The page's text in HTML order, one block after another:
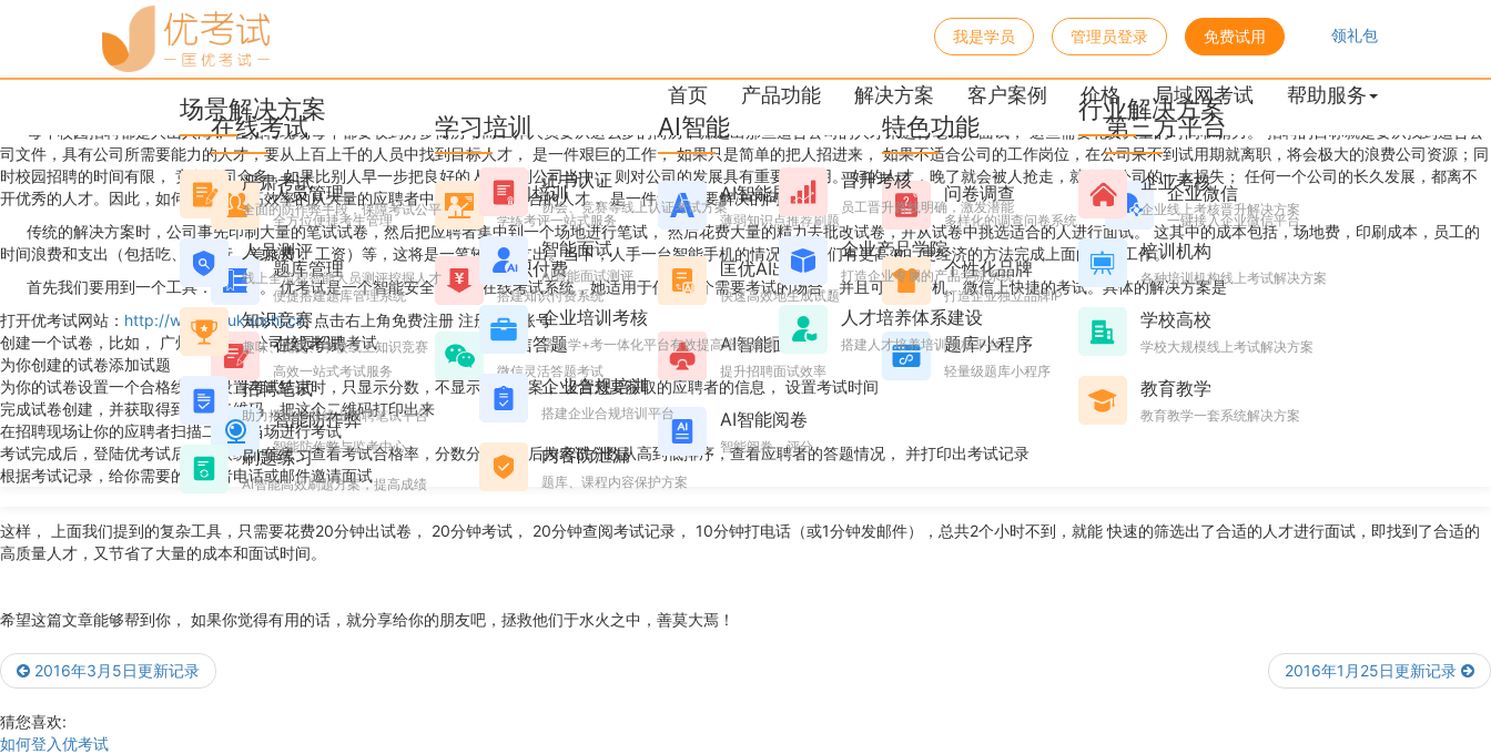
我是学员 管理员登录 免费试用 领礼包
首页
在线考试
人员管理
全方位便捷考生管理
题库管理
便捷搭建题库管理系统
在线考试
高效一站式考试服务
智能防作弊
智能防作弊与监考中心
学习培训
学习培训
学练考评一站式服务
知识付费
搭建知识付费系统
微信答题
微信灵活答题考试
AI智能
AI智能刷题
薄弱知识点推荐刷题
匡优AI出题
快速高效地生成试题
AI智能面试
提升招聘面试效率
AI智能阅卷
智能阅卷、评分
特色功能
问卷调查
多样化的调查问卷系统
个性化品牌
打造企业独立品牌IP
题库小程序
轻量级题库小程序
第三方平台
企业微信
一键接入企业微信平台
产品功能
场景解决方案
严肃考试
全面的防作弊手段，保障考试公平
人员测评
线上全流程智能人员测评挖掘人才
知识竞赛
趣味、党史、学校线上知识竞赛
招聘笔试
助力搭建企业线上招聘笔试平台
刷题练习
AI智能高效刷题方案，提高成绩
证书认证
协会、竞赛等线上认证考试方案
智能面试
AI智能面试测评
企业培训考核
搭建学+考一体化平台有效提高培训效果
企业合规培训
搭建企业合规培训平台
内容防泄漏
题库、课程内容保护方案
晋升考核
员工晋升路线明确，激发潜能
企业产品学院
打造企业专属的产品学院系统
人才培养体系建设
搭建人才培养培训考核平台
行业解决方案
企业考核
企业线上考核晋升解决方案
培训机构
各种培训机构线上考试解决方案
学校高校
学校大规模线上考试解决方案
教育教学
教育教学一套系统解决方案
解决方案 客户案例 价格 局域网考试 帮助服务
如何保证质量的情况下显著的提高校园招聘的效率？
2016年11月09日 星期三 21:51 阅读 8098
每年校园招聘都是人山人海， 在招聘现场每年都要收到好多简历，而工作人员要从这么多的简历中筛选出那些适合公司的人才来进行笔试，面试， 这些需要花费大量的时间和精力。 招聘的目标就是要从找到适合公
司文件，具有公司所需要能力的人才，要从上百上千的人员中找到目标人才， 是一件艰巨的工作， 如果只是简单的把人招进来， 如果不适合公司的工作岗位，在公司呆不到试用期就离职，将会极大的浪费公司资源；同
时校园招聘的时间有限， 竞争公司众多，如果比别人早一步把良好的人才选到公司当中， 则对公司的发展具有重要的作用。 好的人才，晚了就会被人抢走，就会是公司的一大损失； 任何一个公司的长久发展，都离不
开优秀的人才。因此，如何高质量，高效率的从大量的应聘者中为公司找到适合的人才， 是一件迫切需要解决的问题。
传统的解决方案时，公司事先印制大量的笔试试卷，然后把应聘者集中到一个场地进行笔试， 然后花费大量的精力去批改试卷，并从试卷中挑选适合的人进行面试。 这其中的成本包括，场地费，印刷成本，员工的
时间浪费和支出（包括吃、住、行、差旅费， 工资）等，这将是一笔较大的支出。当下，人手一台智能手机的情况下，我们有更高效，更经济的方法完成上面的这些工作。
首先我们要用到一个工具：
优考试。 优考试是一个智能安全专业的在线考试系统，她适用于任何一个需要考试的场合，并且可以在手机、微信上快捷的考试。具体的解决方案是
打开优考试网站： http://www.youkaoshi.cn, 点击右上角免费注册 注册一个账号
创建一个试卷，比如， 广州好智有限公司校园招聘考试
为你创建的试卷添加试题
为你的试卷设置一个合格线，并设置考试结束时，只显示分数，不显示考试答案， 设置您要获取的应聘者的信息， 设置考试时间
完成试卷创建，并获取得到一个二维码，把这个二维码打印出来
在招聘现场让你的应聘者扫描二维码当场进行考试
考试完成后，登陆优考试后台获取统计信息，查看考试合格率，分数分布，然后按考试分数从高到低排序，查看应聘者的答题情况， 并打印出考试记录
根据考试记录，给你需要的应聘者电话或邮件邀请面试
这样， 上面我们提到的复杂工具，只需要花费20分钟出试卷， 20分钟考试， 20分钟查阅考试记录， 10分钟打电话（或1分钟发邮件），总共2个小时不到，就能 快速的筛选出了合适的人才进行面试，即找到了合适的
高质量人才，又节省了大量的成本和面试时间。
希望这篇文章能够帮到你， 如果你觉得有用的话，就分享给你的朋友吧，拯救他们于水火之中，善莫大焉！
2016年3月5日更新记录 2016年1月25日更新记录
猜您喜欢:
如何登入优考试